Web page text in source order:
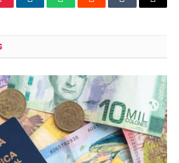
LinkedInWhatsAppRedditTumblrEmail